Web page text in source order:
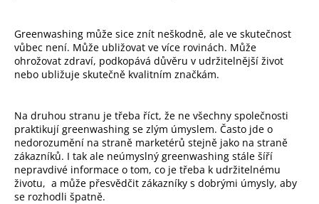
Greenwashing může sice znít neškodně, ale ve skutečnost
vůbec není. Může ubližovat ve více rovinách. Může
ohrožovat zdraví, podkopává důvěru v udržitelnější život
nebo ubližuje skutečně kvalitním značkám.
Na druhou stranu je třeba říct, že ne všechny společnosti
praktikují greenwashing se zlým úmyslem. Často jde o
nedorozumění na straně marketérů stejně jako na straně
zákazníků. I tak ale neúmyslný greenwashing stále šíří
nepravdivé informace o tom, co je třeba k udržitelnému
životu, a může přesvědčit zákazníky s dobrými úmysly, aby
se rozhodli špatně.